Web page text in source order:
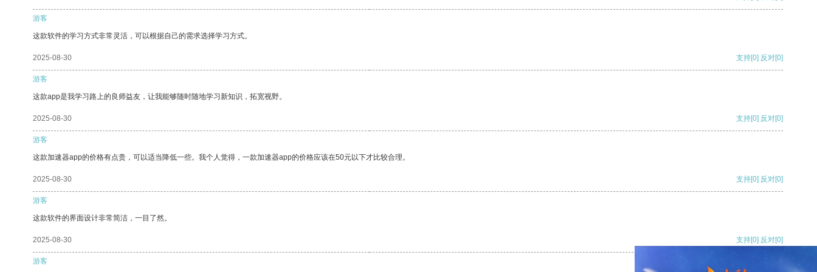
游客
这款软件的学习方式非常灵活，可以根据自己的需求选择学习方式。
2025-08-30 支持[0] 反对[0]
游客
这款app是我学习路上的良师益友，让我能够随时随地学习新知识，拓宽视野。
2025-08-30 支持[0] 反对[0]
游客
这款加速器app的价格有点贵，可以适当降低一些。我个人觉得，一款加速器app的价格应该在50元以下才比较合理。
2025-08-30 支持[0] 反对[0]
游客
这款软件的界面设计非常简洁，一目了然。
2025-08-30 支持[0] 反对[0]
游客